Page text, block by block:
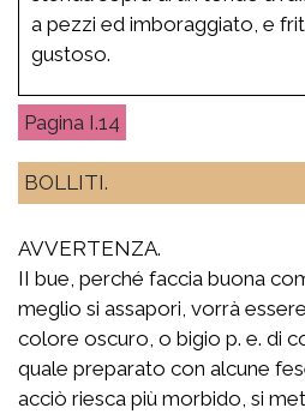
a pezzi ed imboraggiato, e
gustoso.
I.14
BOLLITI.
AVVERTENZA.
II bue, perché faccia buona
meglio si assapori, vorrà
colore oscuro, o bigio p. e. di
quale preparato con alcune
acciò riesca più morbido, si